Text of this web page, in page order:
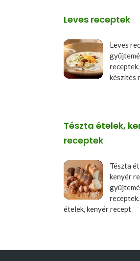
Leves receptek
Leves
készítés
Tészta ételek,
receptek
Tészta
kenyér
ételek, kenyér recept